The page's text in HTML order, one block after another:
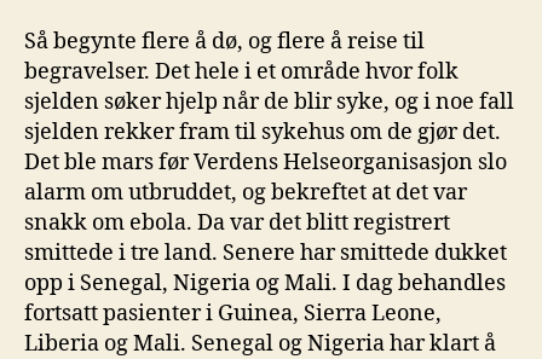
Så begynte flere å dø, og flere å reise til
begravelser. Det hele i et område hvor folk
sjelden søker hjelp når de blir syke, og i noe fall
sjelden rekker fram til sykehus om de gjør det.
Det ble mars før Verdens Helseorganisasjon slo
alarm om utbruddet, og bekreftet at det var
snakk om ebola. Da var det blitt registrert
smittede i tre land. Senere har smittede dukket
opp i Senegal, Nigeria og Mali. I dag behandles
fortsatt pasienter i Guinea, Sierra Leone,
Liberia og Mali. Senegal og Nigeria har klart å